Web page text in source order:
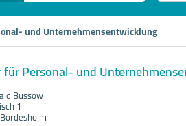
und Unternehmensentwicklung
für Personal- und
Büssow
1